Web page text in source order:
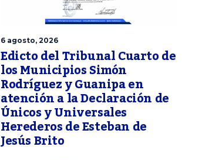
6 agosto, 2026
Edicto del Tribunal Cuarto de
los Municipios Simón
Rodríguez y Guanipa en
atención a la Declaración de
Únicos y Universales
Herederos de Esteban de
Jesús Brito